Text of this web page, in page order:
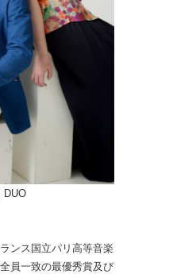
DUO
ンス国立パリ高等音楽
員一致の最優秀賞及び